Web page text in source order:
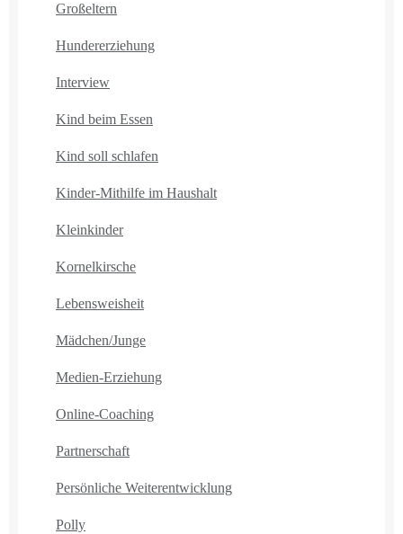
Großeltern
Hundererziehung
Interview
Kind beim Essen
Kind soll schlafen
Kinder-Mithilfe im Haushalt
Kleinkinder
Kornelkirsche
Lebensweisheit
Mädchen/Junge
Medien-Erziehung
Online-Coaching
Partnerschaft
Persönliche Weiterentwicklung
Polly